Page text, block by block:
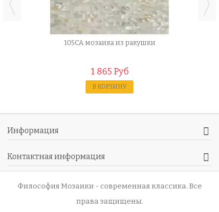
105CA мозаика из ракушки
1 865 Руб
В КОРЗИНУ
Информация
Контактная информация
Философия Мозаики - современная классика. Все
права защищены.